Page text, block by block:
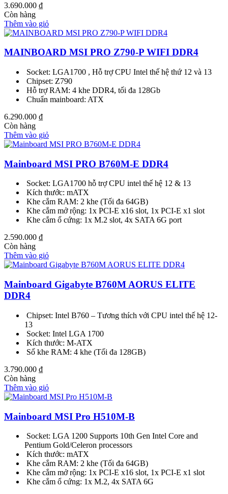
3.690.000 ₫
Còn hàng
Thêm vào giỏ
MAINBOARD MSI PRO Z790-P WIFI DDR4
Socket: LGA1700 , Hỗ trợ CPU Intel thế hệ thứ 12 và 13
Chipset: Z790
Hỗ trợ RAM: 4 khe DDR4, tối đa 128Gb
Chuẩn mainboard: ATX
6.290.000 ₫
Còn hàng
Thêm vào giỏ
Mainboard MSI PRO B760M-E DDR4
Socket: LGA1700 hỗ trợ CPU intel thế hệ 12 & 13
Kích thước: mATX
Khe cắm RAM: 2 khe (Tối đa 64GB)
Khe cắm mở rộng: 1x PCI-E x16 slot, 1x PCI-E x1 slot
Khe cắm ổ cứng: 1x M.2 slot, 4x SATA 6G port
2.590.000 ₫
Còn hàng
Thêm vào giỏ
Mainboard Gigabyte B760M AORUS ELITE
DDR4
Chipset: Intel B760 – Tương thích với CPU intel thế hệ 12-
13
Socket: Intel LGA 1700
Kích thước: M-ATX
Số khe RAM: 4 khe (Tối đa 128GB)
3.790.000 ₫
Còn hàng
Thêm vào giỏ
Mainboard MSI Pro H510M-B
Socket: LGA 1200 Supports 10th Gen Intel Core and
Pentium Gold/Celeron processors
Kích thước: mATX
Khe cắm RAM: 2 khe (Tối đa 64GB)
Khe cắm mở rộng: 1x PCI-E x16 slot, 1x PCI-E x1 slot
Khe cắm ổ cứng: 1x M.2, 4x SATA 6G